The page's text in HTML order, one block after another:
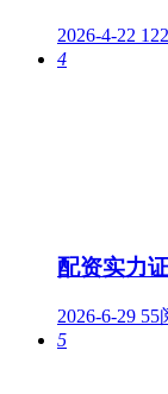
2026-4-22
4
配资实力
2026-6-29 55
5